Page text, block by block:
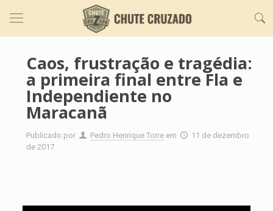
Caos, frustração e tragédia:
a primeira final entre Fla e
Independiente no
Maracanã
Publicado por Pedro Henrique Torre em
11 de dezembro
de 2017